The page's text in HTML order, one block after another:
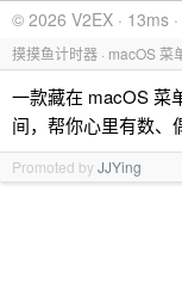
© 2026 V2EX · 13ms
摸摸鱼计时器 · macOS 菜
一款藏在 macOS 菜
间，帮你心里有数、
Promoted byJJYing